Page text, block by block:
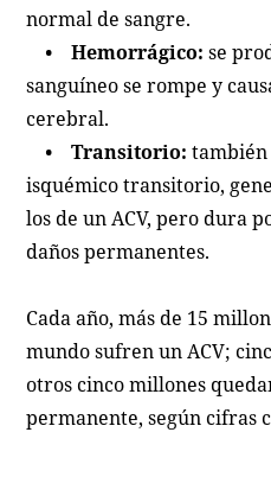
normal de sangre.
• Hemorrágico:se
sanguíneo se rompe y
cerebral.
• Transitorio: también
isquémico transitorio,
los de un ACV, pero dura
daños permanentes.
Cada año, más de 15
mundo sufren un ACV;
otros cinco millones
permanente, según cifras